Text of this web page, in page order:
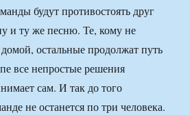
будут противостоять друг
и ту же песню. Те, кому не
домой, остальные продолжат путь
все непростые решения
сам. И так до того
не останется по три человека.